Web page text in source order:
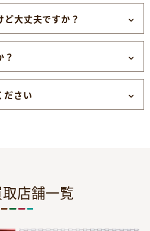
ど大丈夫ですか？
？
ださい
店舗一覧